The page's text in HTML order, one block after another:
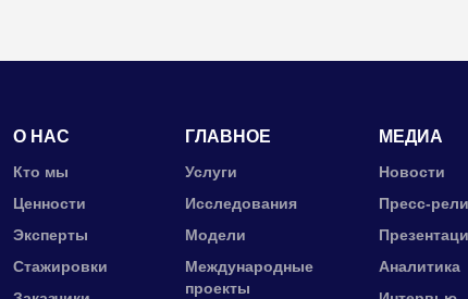
О НАС
Кто мы
Ценности
Эксперты
Стажировки
ГЛАВНОЕ
Услуги
Исследования
Модели
Международные
проекты
МЕДИА
Новости
Пресс-
Аналитика